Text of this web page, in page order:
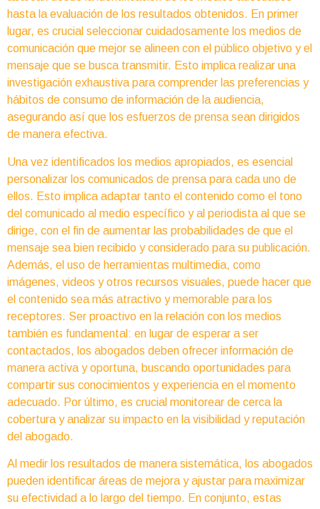
hasta la evaluación de los resultados obtenidos. En primer
lugar, es crucial seleccionar cuidadosamente los medios de
comunicación que mejor se alineen con el público objetivo y el
mensaje que se busca transmitir. Esto implica realizar una
investigación exhaustiva para comprender las preferencias y
hábitos de consumo de información de la audiencia,
asegurando así que los esfuerzos de prensa sean dirigidos
de manera efectiva.
Una vez identificados los medios apropiados, es esencial
personalizar los comunicados de prensa para cada uno de
ellos. Esto implica adaptar tanto el contenido como el tono
del comunicado al medio específico y al periodista al que se
dirige, con el fin de aumentar las probabilidades de que el
mensaje sea bien recibido y considerado para su publicación.
Además, el uso de herramientas multimedia, como
imágenes, videos y otros recursos visuales, puede hacer que
el contenido sea más atractivo y memorable para los
receptores. Ser proactivo en la relación con los medios
también es fundamental: en lugar de esperar a ser
contactados, los abogados deben ofrecer información de
manera activa y oportuna, buscando oportunidades para
compartir sus conocimientos y experiencia en el momento
adecuado. Por último, es crucial monitorear de cerca la
cobertura y analizar su impacto en la visibilidad y reputación
del abogado.
Al medir los resultados de manera sistemática, los abogados
pueden identificar áreas de mejora y ajustar para maximizar
su efectividad a lo largo del tiempo. En conjunto, estas